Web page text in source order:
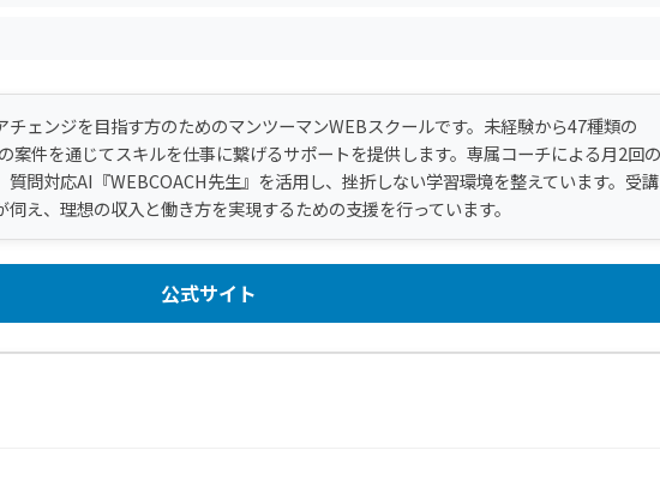
チェンジを目指す方のためのマンツーマンWEBスクールです。未経験から47種類の
案件を通じてスキルを仕事に繋げるサポートを提供します。専属コーチによる月2回の
質問対応AI『WEBCOACH先生』を活用し、挫折しない学習環境を整えています。受講
え、理想の収入と働き方を実現するための支援を行っています。
公式サイト